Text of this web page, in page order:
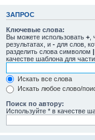
ЗАПРОС
Ключевые слова:
Вы можете использовать +
результатах, и - для слов,
разделить слова символом |
качестве шаблона для
Искать все слова
Искать любое слово/
Поиск по автору:
Используйте * в качестве